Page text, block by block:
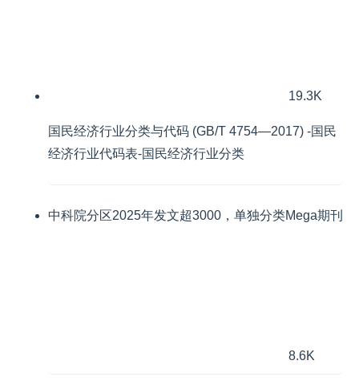
19.3K
国民经济行业分类与代码 (GB/T 4754—2017) -国民
经济行业代码表-国民经济行业分类
中科院分区2025年发文超3000，单独分类Mega期刊
8.6K